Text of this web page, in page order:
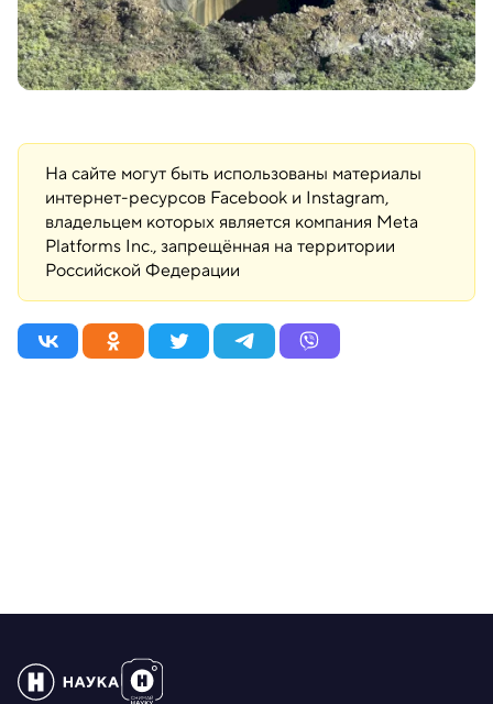
На сайте могут быть использованы материалы
интернет-ресурсов Facebook и Instagram,
владельцем которых является компания Meta
Platforms Inc., запрещённая на территории
Российской Федерации